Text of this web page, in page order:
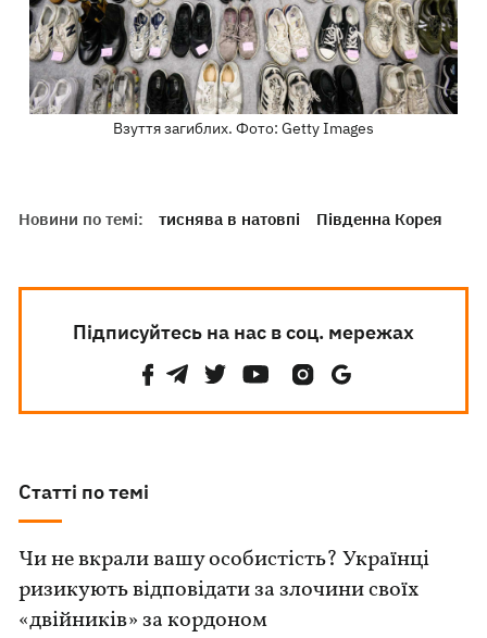
Взуття загиблих. Фото: Getty Images
Новини по темі: тиснява в натовпі Південна Корея
Підписуйтесь на нас в соц. мережах
Статті по темі
Чи не вкрали вашу особистість? Українці
ризикують відповідати за злочини своїх
«двійників» за кордоном